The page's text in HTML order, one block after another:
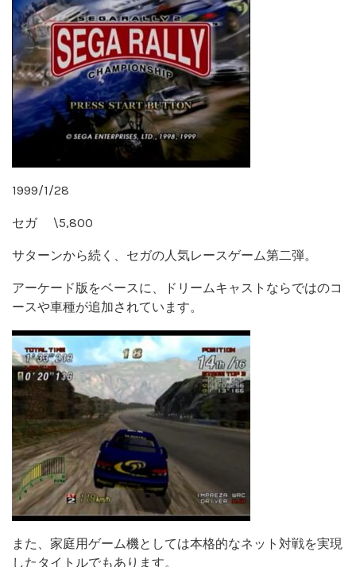
1999/1/28
セガ \5,800
サターンから続く、セガの人気レースゲーム第二弾。
アーケード版をベースに、ドリームキャストならではのコ
ースや車種が追加されています。
また、家庭用ゲーム機としては本格的なネット対戦を実現
したタイトルでもあります。